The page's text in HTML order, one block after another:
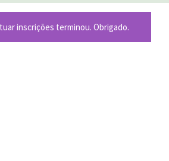
inscrições terminou. Obrigado.